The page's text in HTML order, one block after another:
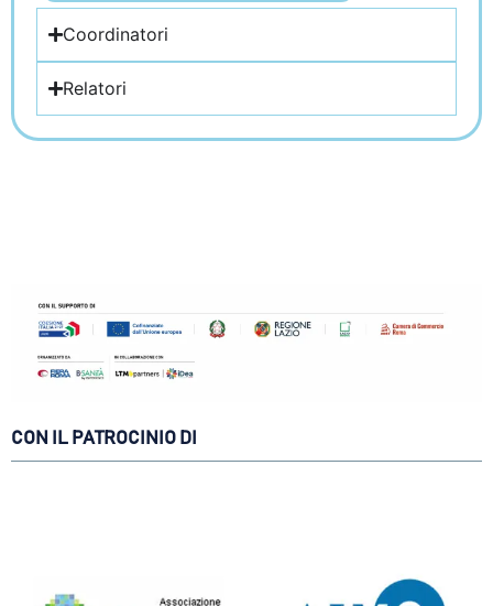
Coordinatori
Relatori
CON IL PATROCINIO DI